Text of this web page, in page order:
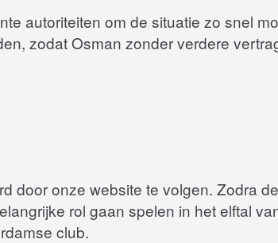
autoriteiten om de situatie zo snel
zodat Osman zonder verdere
door onze website te volgen. Zodra
rol gaan spelen in het elftal
club.